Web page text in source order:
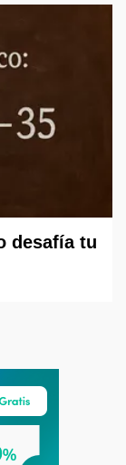
desafía tu